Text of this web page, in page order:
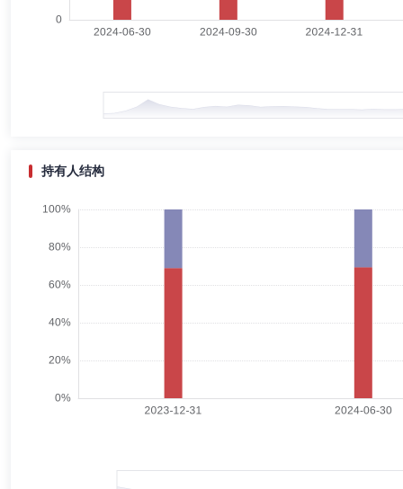
侯玉春先生：中共党员，法学学士。曾任北京市人民政府电子工业办
公司投资银行部董事助理、中国辽宁国际合作(集团)股份有限公司董事
李小振 副总经理 学历：硕士 任职日期：2023-08-17
李小振先生：工程硕士。曾任陕西省邮政储汇局技术员、陕西省邮政储
司副总经理。
唐亚明先生：经济学学士。曾任联合证券赛格科技园营业部研究员、
持有人结构